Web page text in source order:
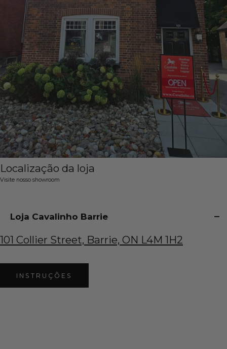
Localização da loja
Visite nosso showroom
Loja Cavalinho Barrie
101 Collier Street, Barrie, ON L4M 1H2
INSTRUÇÕES